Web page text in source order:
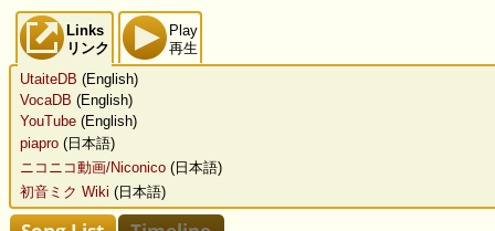
Links
リンク
Play
再生
UtaiteDB (English)
VocaDB (English)
YouTube (English)
piapro (日本語)
ニコニコ動画/Niconico (日本語)
初音ミク Wiki (日本語)